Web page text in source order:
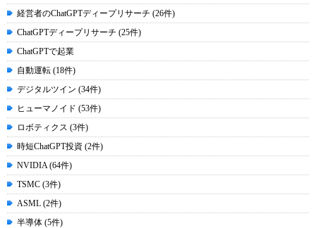
経営者のChatGPTディープリサーチ (26件)
ChatGPTディープリサーチ (25件)
ChatGPTで起業
自動運転 (18件)
デジタルツイン (34件)
ヒューマノイド (53件)
ロボティクス (3件)
時短ChatGPT投資 (2件)
NVIDIA (64件)
TSMC (3件)
ASML (2件)
半導体 (5件)